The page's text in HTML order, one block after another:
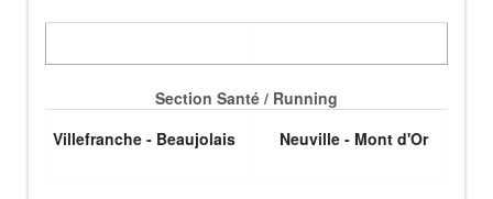
Section Santé / Running
Villefranche - Beaujolais
Neuville - Mont d'Or